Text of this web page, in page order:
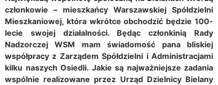
członkowie – mieszkańcy Warszawskiej Spółdzielni
Mieszkaniowej, która wkrótce obchodzić będzie 100-
lecie swojej działalności. Będąc członkinią Rady
Nadzorczej WSM mam świadomość pana bliskiej
współpracy z Zarządem Spółdzielni i Administracjami
kilku naszych Osiedli. Jakie są najważniejsze zadania
wspólnie realizowane przez Urząd Dzielnicy Bielany